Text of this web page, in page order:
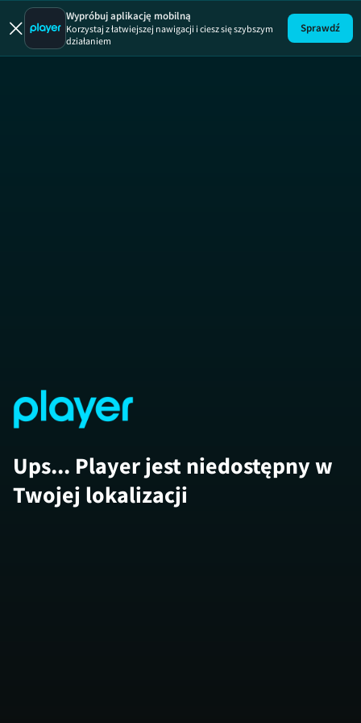
Wypróbuj aplikację mobilną
Korzystaj z łatwiejszej nawigacji i ciesz się szybszym
działaniem
Sprawdź
Ups... Player jest niedostępny w
Twojej lokalizacji